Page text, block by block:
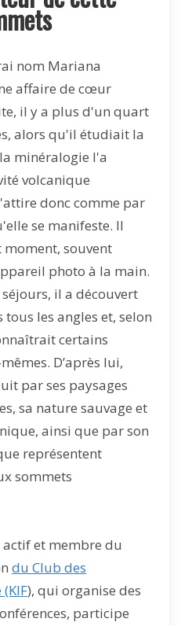
nom Mariana
affaire de cœur
il y a plus d'un quart
alors qu'il étudiait la
minéralogie l'a
volcanique
donc comme par
se manifeste. Il
souvent
photo à la main.
il a découvert
tous les angles et, selon
certains
D’après lui,
par ses paysages
sa nature sauvage et
ainsi que par son
représentent
sommets
et membre du
du Club des
), qui organise des
participe